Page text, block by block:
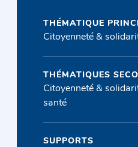
THÉMATIQUE
Citoyenneté &
THÉMATIQUES
Citoyenneté &
santé
SUPPORTS